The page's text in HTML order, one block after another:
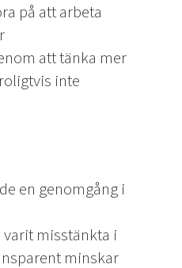
på att arbeta
att tänka mer
inte
en genomgång i
misstänkta i
minskar